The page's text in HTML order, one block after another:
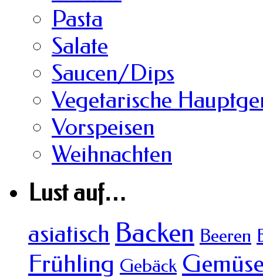
Pasta
Salate
Saucen/Dips
Vegetarische
Vorspeisen
Weihnachten
Lust auf…
asiatisch Backen Beeren
Frühling Gebäck